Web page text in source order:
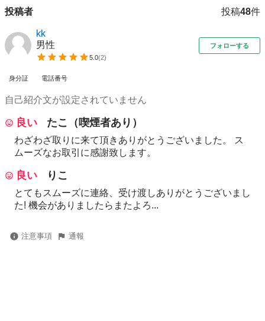
投稿者 投稿48件
kk
男性
5.0(2)
フォローする
身分証 電話番号
自己紹介文が設定されていません
良い たこ（喫煙者あり）
わざわざ取りに来て頂きありがとうございました。 ス
ムーズなお取引に感謝致します。
良い りこ
とてもスムーズに連絡、受け渡しありがとうございまし
た! 機会がありましたらまたよろ...
注意事項 通報